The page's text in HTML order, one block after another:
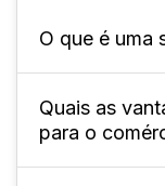
O que é uma
Ela é um tipo
polietileno de
conta com
Quais as
para o